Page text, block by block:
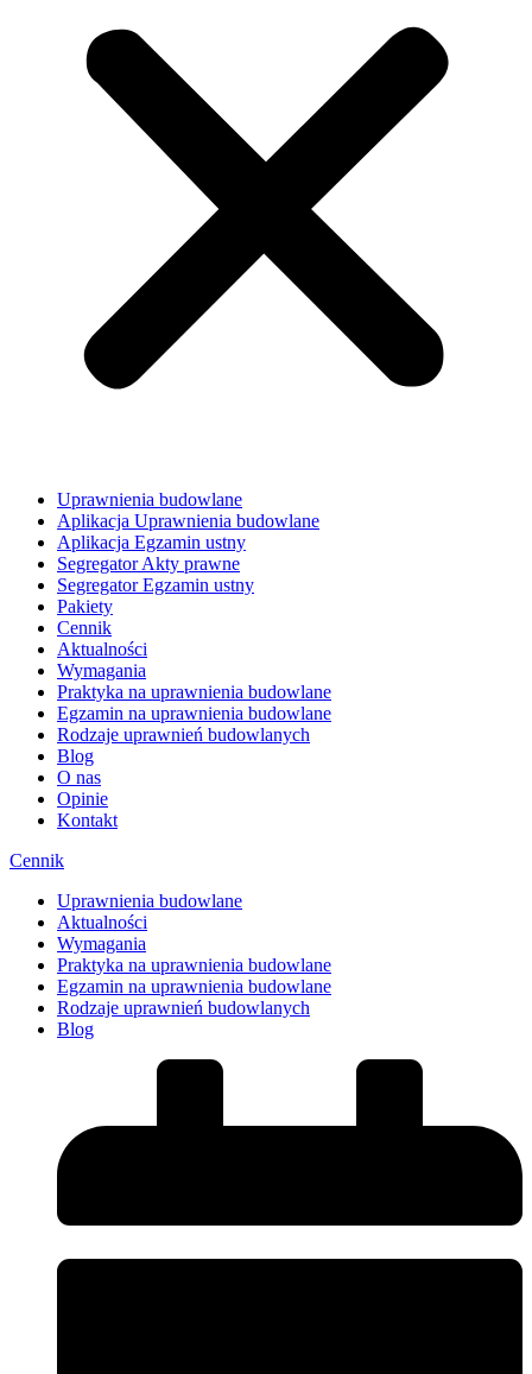
Uprawnienia budowlane
Aplikacja Uprawnienia budowlane
Aplikacja Egzamin ustny
Segregator Akty prawne
Segregator Egzamin ustny
Pakiety
Cennik
Aktualności
Wymagania
Praktyka na uprawnienia budowlane
Egzamin na uprawnienia budowlane
Rodzaje uprawnień budowlanych
Blog
O nas
Opinie
Kontakt
Cennik
Uprawnienia budowlane
Aktualności
Wymagania
Praktyka na uprawnienia budowlane
Egzamin na uprawnienia budowlane
Rodzaje uprawnień budowlanych
Blog